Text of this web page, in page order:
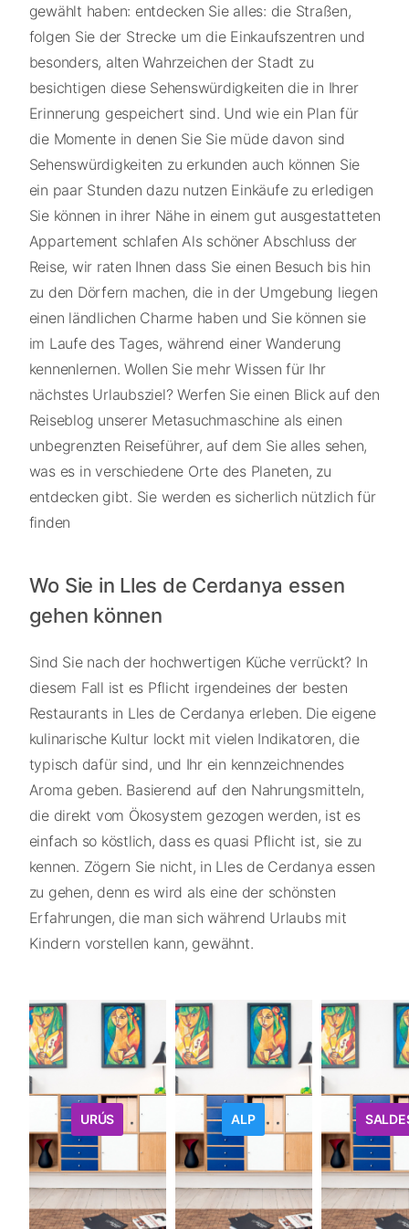
gewählt haben: entdecken Sie alles: die Straßen,
folgen Sie der Strecke um die Einkaufszentren und
besonders, alten Wahrzeichen der Stadt zu
besichtigen diese Sehenswürdigkeiten die in Ihrer
Erinnerung gespeichert sind. Und wie ein Plan für
die Momente in denen Sie Sie müde davon sind
Sehenswürdigkeiten zu erkunden auch können Sie
ein paar Stunden dazu nutzen Einkäufe zu erledigen
Sie können in ihrer Nähe in einem gut ausgestatteten
Appartement schlafen Als schöner Abschluss der
Reise, wir raten Ihnen dass Sie einen Besuch bis hin
zu den Dörfern machen, die in der Umgebung liegen
einen ländlichen Charme haben und Sie können sie
im Laufe des Tages, während einer Wanderung
kennenlernen. Wollen Sie mehr Wissen für Ihr
nächstes Urlaubsziel? Werfen Sie einen Blick auf den
Reiseblog unserer Metasuchmaschine als einen
unbegrenzten Reiseführer, auf dem Sie alles sehen,
was es in verschiedene Orte des Planeten, zu
entdecken gibt. Sie werden es sicherlich nützlich für
finden
Wo Sie in Lles de Cerdanya essen
gehen können
Sind Sie nach der hochwertigen Küche verrückt? In
diesem Fall ist es Pflicht irgendeines der besten
Restaurants in Lles de Cerdanya erleben. Die eigene
kulinarische Kultur lockt mit vielen Indikatoren, die
typisch dafür sind, und Ihr ein kennzeichnendes
Aroma geben. Basierend auf den Nahrungsmitteln,
die direkt vom Ökosystem gezogen werden, ist es
einfach so köstlich, dass es quasi Pflicht ist, sie zu
kennen. Zögern Sie nicht, in Lles de Cerdanya essen
zu gehen, denn es wird als eine der schönsten
Erfahrungen, die man sich während Urlaubs mit
Kindern vorstellen kann, gewähnt.
URÚS ALP